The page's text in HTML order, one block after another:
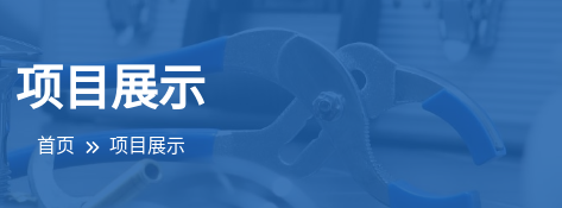
项目展示
首页 项目展示